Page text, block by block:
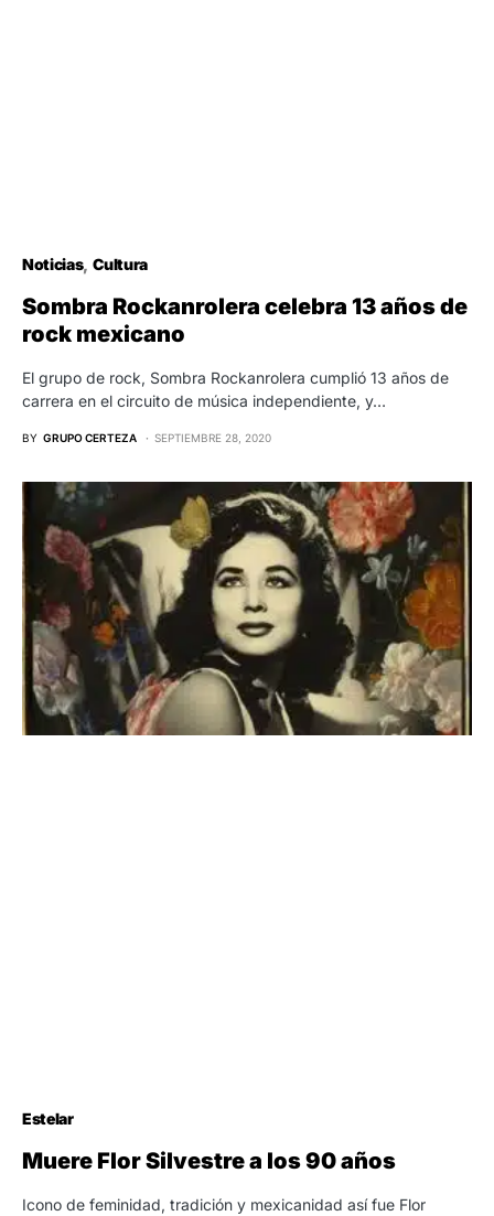
Noticias Cultura
Sombra Rockanrolera celebra 13 años de
rock mexicano
El grupo de rock, Sombra Rockanrolera cumplió 13 años de
carrera en el circuito de música independiente, y…
BY GRUPO CERTEZA SEPTIEMBRE 28, 2020
Estelar
Muere Flor Silvestre a los 90 años
Icono de feminidad, tradición y mexicanidad así fue Flor